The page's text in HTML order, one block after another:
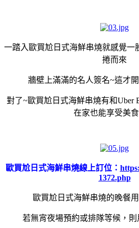
一踏入歐買尬日式海鮮串燒就感覺一
捲而來
牆壁上滿滿的名人簽名~這才
對了~歐買尬日式海鮮串燒有和Uber
在家也能享受美食
歐買尬日式海鮮串燒線上訂位：
1372.php
歐買尬日式海鮮串燒的晚餐
若無宵夜場預約或排隊等候，